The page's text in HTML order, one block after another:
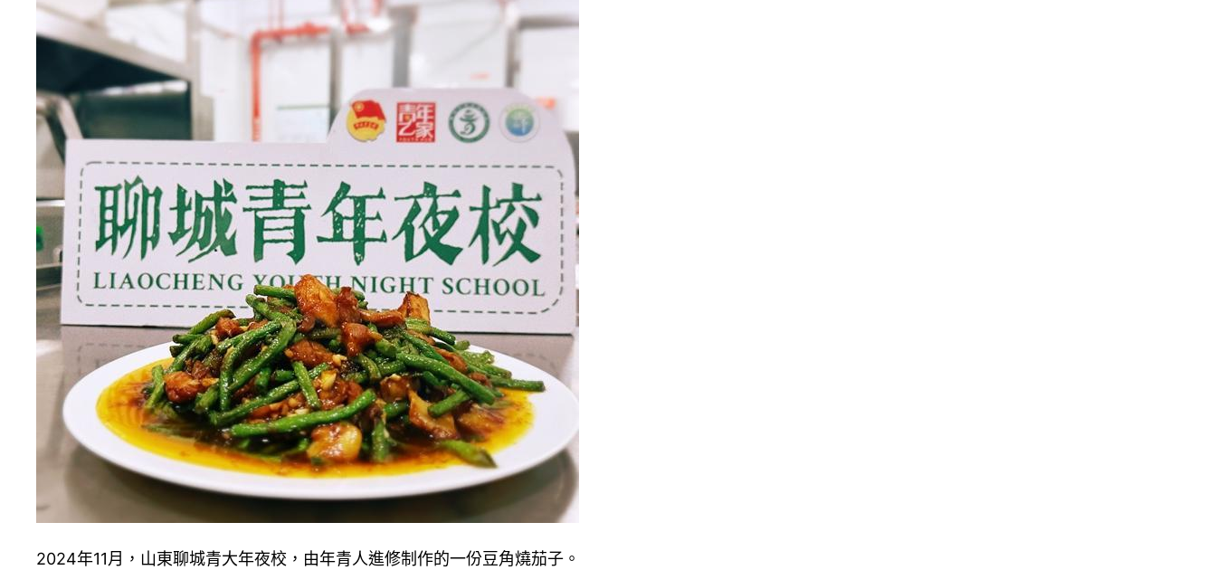
2024年11月，山東聊城青大年夜校，由年青人進修制作的一份豆角燒茄子。